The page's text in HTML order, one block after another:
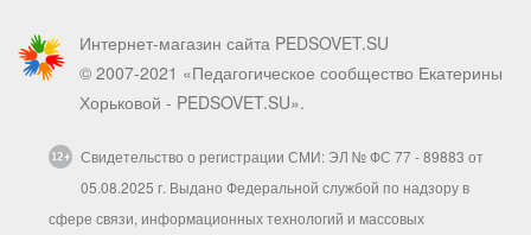
Интернет-магазин сайта PEDSOVET.SU
© 2007-2021 «Педагогическое сообщество Екатерины
Хорьковой - PEDSOVET.SU».
Свидетельство о регистрации СМИ: ЭЛ № ФС 77 - 89883 от
05.08.2025 г. Выдано Федеральной службой по надзору в
сфере связи, информационных технологий и массовых